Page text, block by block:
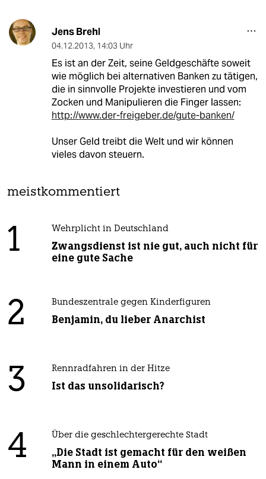
Jens Brehl
04.12.2013, 14:03 Uhr
Es ist an der Zeit, seine Geldgeschäfte soweit
wie möglich bei alternativen Banken zu tätigen,
die in sinnvolle Projekte investieren und vom
Zocken und Manipulieren die Finger lassen:
http://www.der-freigeber.de/gute-banken/
Unser Geld treibt die Welt und wir können
vieles davon steuern.
meistkommentiert
1 Wehrplicht in Deutschland
Zwangsdienst ist nie gut, auch nicht für
eine gute Sache
2 Bundeszentrale gegen Kinderfiguren
Benjamin, du lieber Anarchist
3 Rennradfahren in der Hitze
Ist das unsolidarisch?
4 Über die geschlechtergerechte Stadt
„Die Stadt ist gemacht für den weißen
Mann in einem Auto“